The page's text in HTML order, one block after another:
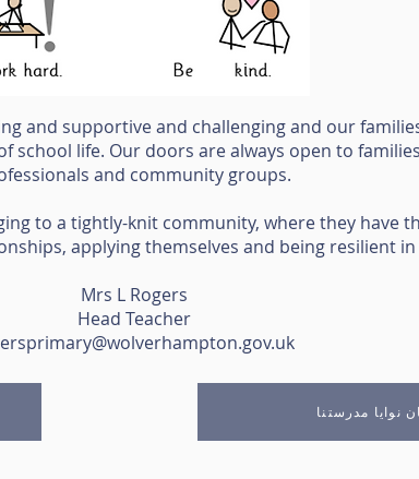
and supportive and challenging and our
school life. Our doors are always open to
and community groups.
to a tightly-knit community, where they have
applying themselves and being resilient
Mrs L Rogers
Head Teacher
نوايا مدرستنا